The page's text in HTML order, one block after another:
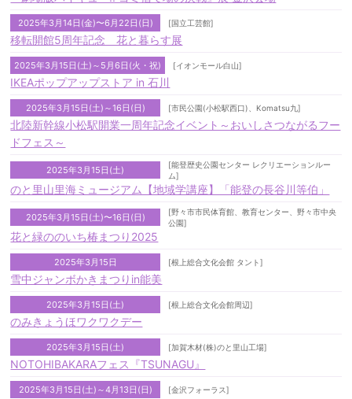
2025年3月14日(金)〜6月22日(日) [国立工芸館]
移転開館5周年記念 花と暮らす展
2025年3月15日(土)～5月6日(火・祝) [イオンモール白山]
IKEAポップアップストア in 石川
2025年3月15日(土)～16日(日) [市民公園(小松駅西口)、Komatsu九]
北陸新幹線小松駅開業一周年記念イベント～おいしさつながるフー
ドフェス～
2025年3月15日(土)
[能登歴史公園センター レクリエーションルー
ム]
のと里山里海ミュージアム【地域学講座】「能登の長谷川等伯」
2025年3月15日(土)〜16日(日)
[野々市市民体育館、教育センター、野々市中央
公園]
花と緑ののいち椿まつり2025
2025年3月15日 [根上総合文化会館 タント]
雪中ジャンボかきまつりin能美
2025年3月15日(土) [根上総合文化会館周辺]
のみきょうほワクワクデー
2025年3月15日(土) [加賀木材(株)のと里山工場]
NOTOHIBAKARAフェス『TSUNAGU』
2025年3月15日(土)～4月13日(日) [金沢フォーラス]